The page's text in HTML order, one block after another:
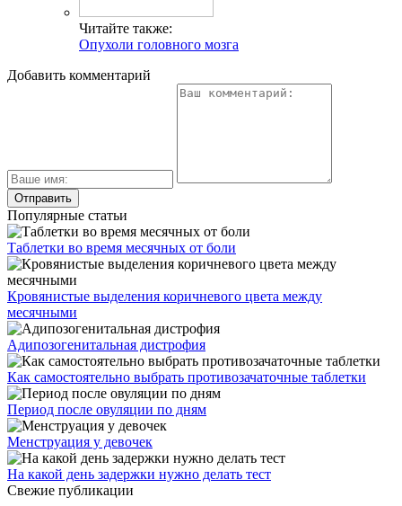
Читайте также:
Опухоли головного мозга
Добавить комментарий
Популярные статьи
Таблетки во время месячных от боли
Кровянистые выделения коричневого цвета между
месячными
Адипозогенитальная дистрофия
Как самостоятельно выбрать противозачаточные таблетки
Период после овуляции по дням
Менструация у девочек
На какой день задержки нужно делать тест
Свежие публикации